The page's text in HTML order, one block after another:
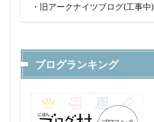
・ 旧アークナイツブログ(工事中)
ブログランキング